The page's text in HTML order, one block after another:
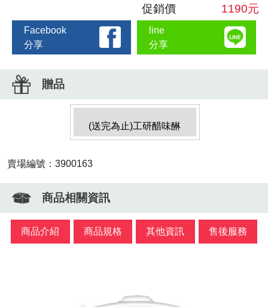
促銷價 1190元
Facebook
分享
line
分享
贈品
(送完為止)工研醋味醂
賣場編號：3900163
商品相關資訊
商品介紹 商品規格 其他資訊 售後服務